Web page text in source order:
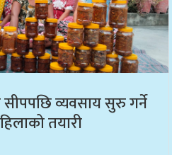
व्यवसाय सुरु गर्ने
तयारी